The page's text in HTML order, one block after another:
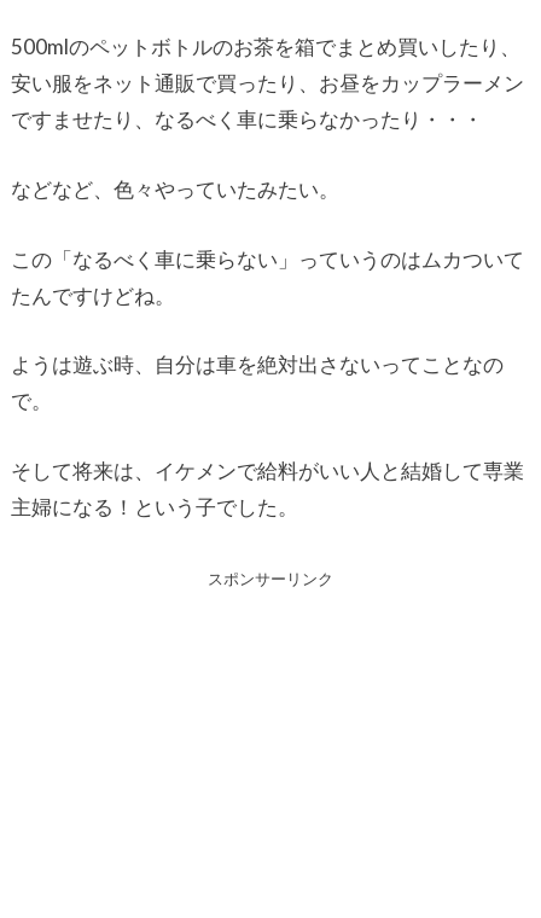
500mlのペットボトルのお茶を箱でまとめ買いしたり、
安い服をネット通販で買ったり、お昼をカップラーメン
ですませたり、なるべく車に乗らなかったり・・・
などなど、色々やっていたみたい。
この「なるべく車に乗らない」っていうのはムカついて
たんですけどね。
ようは遊ぶ時、自分は車を絶対出さないってことなの
で。
そして将来は、イケメンで給料がいい人と結婚して専業
主婦になる！という子でした。
スポンサーリンク